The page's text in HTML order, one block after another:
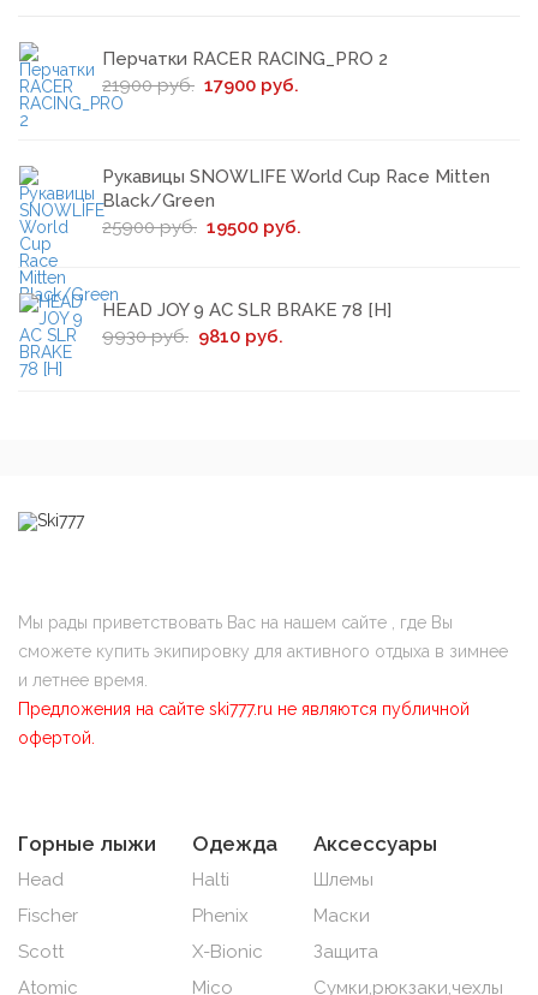
Перчатки RACER RACING_PRO 2
21900 руб. 17900 руб.
Рукавицы SNOWLIFE World Cup Race Mitten
Black/Green
25900 руб. 19500 руб.
HEAD JOY 9 AC SLR BRAKE 78 [H]
9930 руб. 9810 руб.
Мы рады приветствовать Вас на нашем сайте , где Вы
сможете купить экипировку для активного отдыха в зимнее
и летнее время.
Предложения на сайте ski777.ru не являются публичной
офертой.
Горные лыжи
Head
Fischer
Scott
Atomic
Одежда
Halti
Phenix
X-Bionic
Mico
Аксессуары
Шлемы
Маски
Защита
Сумки,рюкзаки,чехлы